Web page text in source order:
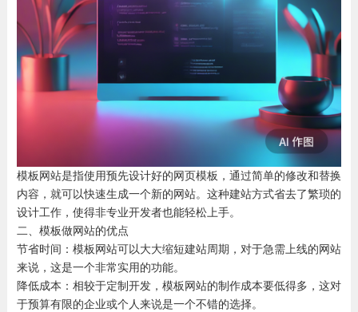
模板网站是指使用预先设计好的网页模板，通过简单的修改和替换
内容，就可以快速生成一个新的网站。这种建站方式省去了繁琐的
设计工作，使得非专业开发者也能轻松上手。
二、模板做网站的优点
节省时间：模板网站可以大大缩短建站周期，对于急需上线的网站
来说，这是一个非常实用的功能。
降低成本：相较于定制开发，模板网站的制作成本要低得多，这对
于预算有限的企业或个人来说是一个不错的选择。